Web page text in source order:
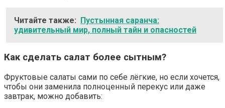
Читайте также: Пустынная саранча:
удивительный мир, полный тайн и опасностей
Как сделать салат более сытным?
Фруктовые салаты сами по себе лёгкие, но если хочется,
чтобы они заменила полноценный перекус или даже
завтрак, можно добавить: